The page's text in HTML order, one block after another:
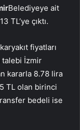
Belediyeye ait
TL’ye çıktı.
fiyatları
talebi İzmir
kararla 8.78 lira
TL olan birinci
bedeli ise